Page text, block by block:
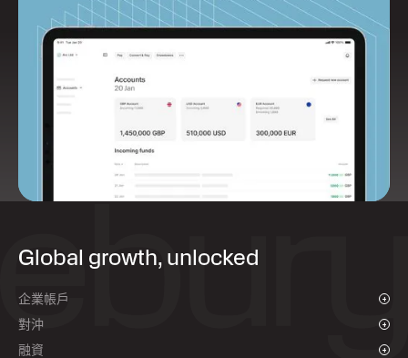
Global growth, unlocked
企業帳戶
概述
付款與收款
對沖
概述
融資